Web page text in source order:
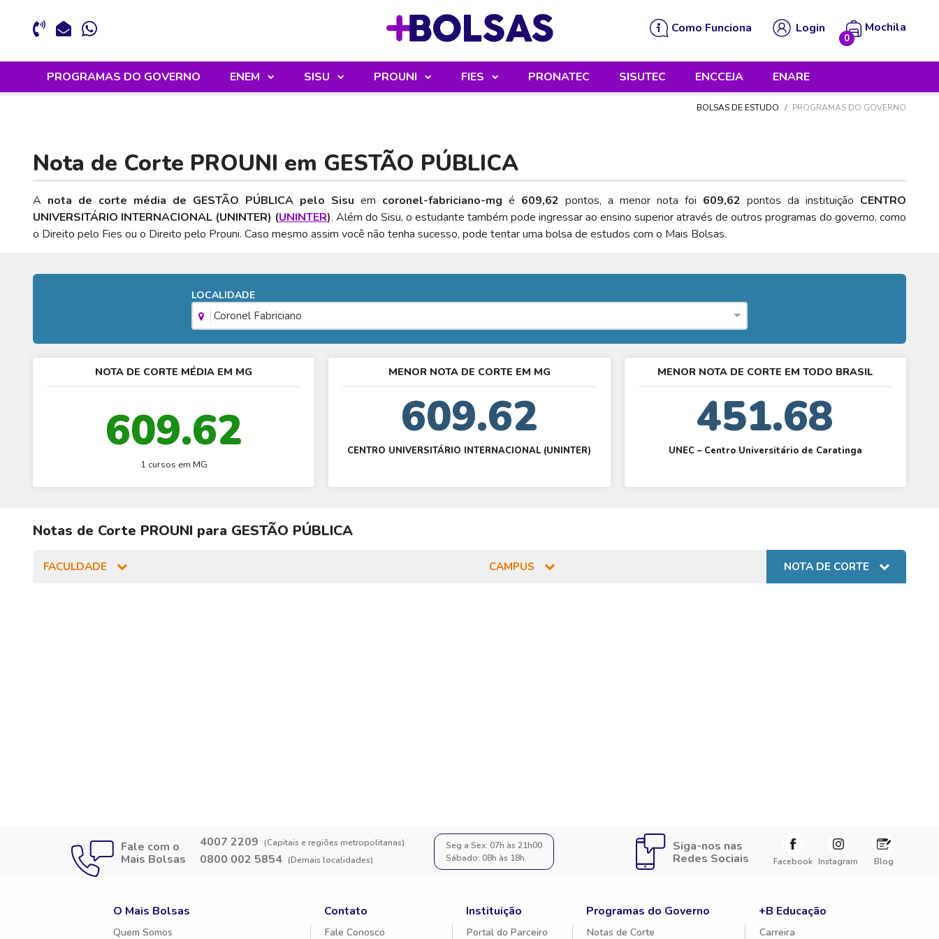
Como Funciona Login Mochila
0
PROGRAMAS DO GOVERNO ENEM SISU PROUNI FIES PRONATEC SISUTEC ENCCEJA ENARE
BOLSAS DE ESTUDO PROGRAMAS DO GOVERNO
Nota de Corte PROUNI em GESTÃO PÚBLICA
A nota de corte média de GESTÃO PÚBLICA pelo Sisu em coronel-fabriciano-mg é 609,62 pontos, a menor nota foi 609,62 pontos da instituição CENTRO
UNIVERSITÁRIO INTERNACIONAL (UNINTER) (UNINTER). Além do Sisu, o estudante também pode ingressar ao ensino superior através de outros programas do governo, como
o Direito pelo Fies ou o Direito pelo Prouni. Caso mesmo assim você não tenha sucesso, pode tentar uma bolsa de estudos com o Mais Bolsas.
LOCALIDADE
Coronel Fabriciano
NOTA DE CORTE MÉDIA EM MG
609.62
1 cursos em MG
MENOR NOTA DE CORTE EM MG
609.62
CENTRO UNIVERSITÁRIO INTERNACIONAL (UNINTER)
MENOR NOTA DE CORTE EM TODO BRASIL
451.68
UNEC – Centro Universitário de Caratinga
Notas de Corte PROUNI para GESTÃO PÚBLICA
FACULDADE CAMPUS NOTA DE CORTE
Fale com o
Mais Bolsas
4007 2209 (Capitais e regiões metropolitanas)
0800 002 5854 (Demais localidades)
Seg a Sex: 07h às 21h00
Sábado: 08h às 18h
Siga-nos nas
Redes Sociais
Facebook Instagram Blog
O Mais Bolsas
Quem Somos
Contato
Fale Conosco
Instituição
Portal do Parceiro
Programas do Governo
Notas de Corte
+B Educação
Carreira